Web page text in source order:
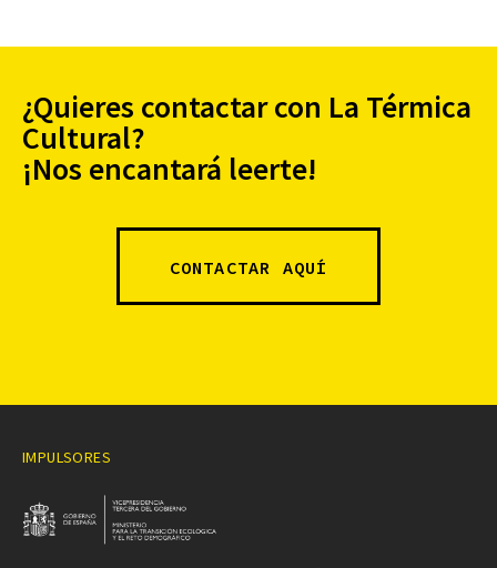
¿Quieres contactar con La Térmica
Cultural?
¡Nos encantará leerte!
CONTACTAR AQUÍ
IMPULSORES